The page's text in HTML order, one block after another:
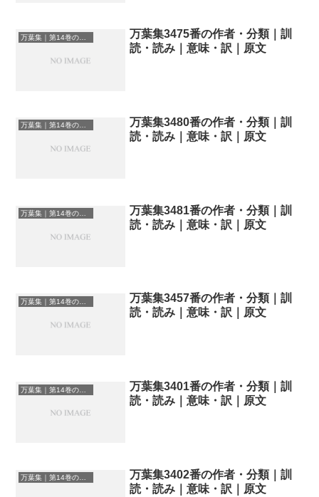
万葉集｜第14巻の和歌一覧
万葉集3475番の作者・分類｜訓
読・読み｜意味・訳｜原文
万葉集｜第14巻の和歌一覧
万葉集3480番の作者・分類｜訓
読・読み｜意味・訳｜原文
万葉集｜第14巻の和歌一覧
万葉集3481番の作者・分類｜訓
読・読み｜意味・訳｜原文
万葉集｜第14巻の和歌一覧
万葉集3457番の作者・分類｜訓
読・読み｜意味・訳｜原文
万葉集｜第14巻の和歌一覧
万葉集3401番の作者・分類｜訓
読・読み｜意味・訳｜原文
万葉集｜第14巻の和歌一覧
万葉集3402番の作者・分類｜訓
読・読み｜意味・訳｜原文